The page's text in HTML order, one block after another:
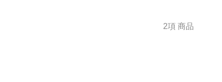
2項 商品